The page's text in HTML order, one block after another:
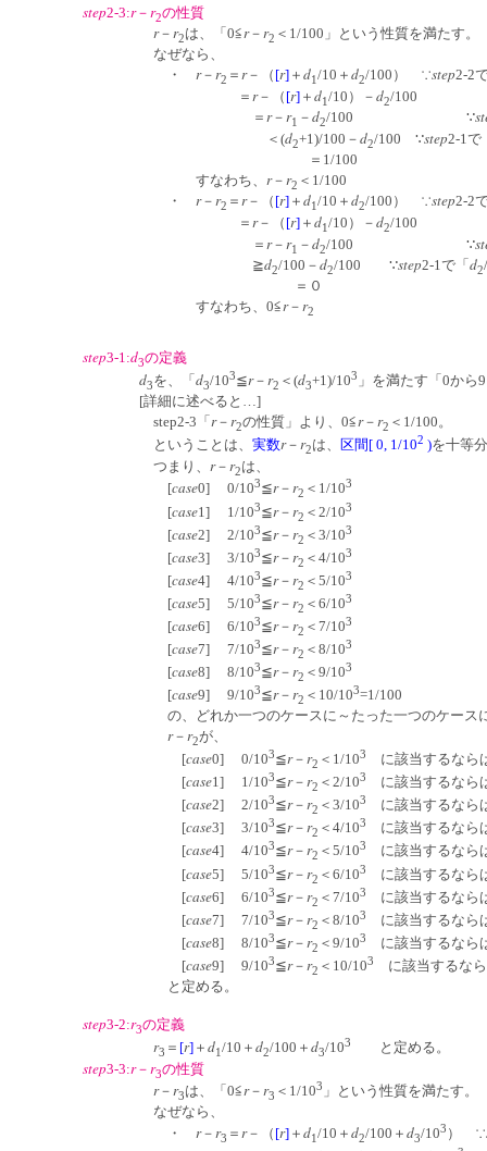
step2-3:r－ r2の性質
r－ r2は、「0≦r－ r2 ＜1/100」という性質を満たす。
なぜなら、
・ r－ r2 ＝ r－（ [r] ＋ d1/10＋ d2/100） ∵step2-2
＝ r－（ [r] ＋ d1/10）－ d2/100
＝ r－ r1 － d2/100 ∵
＜(d2+1)/100－ d2/100 ∵step2-1で
＝1/100
すなわち、 r－ r2 ＜1/100
・ r－ r2 ＝ r－（ [r] ＋ d1/10＋ d2/100） ∵step2-2
＝ r－（ [r] ＋ d1/10）－ d2/100
＝ r－ r1 － d2/100 ∵
≧d2/100－ d2/100 ∵step2-1で「 d2
＝０
すなわち、0≦r－ r2
step3-1:d3の定義
d3を、「 d3/103≦r－ r2 ＜(d3+1)/103 」を満たす「0から
[詳細に述べると…]
step2-3「 r－ r2の性質」より、0≦r－ r2 ＜1/100。
ということは、 実数r－ r2は、 区間[ 0, 1/102 )を十等
つまり、 r－ r2は、
[case0] 0/103≦r－ r2 ＜1/103
[case1] 1/103≦r－ r2 ＜2/103
[case2] 2/103≦r－ r2 ＜3/103
[case3] 3/103≦r－ r2 ＜4/103
[case4] 4/103≦r－ r2 ＜5/103
[case5] 5/103≦r－ r2 ＜6/103
[case6] 6/103≦r－ r2 ＜7/103
[case7] 7/103≦r－ r2 ＜8/103
[case8] 8/103≦r－ r2 ＜9/103
[case9] 9/103≦r－ r2 ＜10/103=1/100
の、どれか一つのケースに～たった一つのケースにだ
r－ r2が、
[case0] 0/103≦r－ r2 ＜1/103
に該当するなら
[case1] 1/103≦r－ r2 ＜2/103
に該当するなら
[case2] 2/103≦r－ r2 ＜3/103
に該当するなら
[case3] 3/103≦r－ r2 ＜4/103
に該当するなら
[case4] 4/103≦r－ r2 ＜5/103
に該当するなら
[case5] 5/103≦r－ r2 ＜6/103
に該当するなら
[case6] 6/103≦r－ r2 ＜7/103
に該当するなら
[case7] 7/103≦r－ r2 ＜8/103
に該当するなら
[case8] 8/103≦r－ r2 ＜9/103
に該当するなら
[case9] 9/103≦r－ r2 ＜10/103
に該当するな
と定める。
step3-2:r3の定義
r3 ＝ [r] ＋ d1/10＋ d2/100＋ d3/103 と定める。
step3-3:r－ r3の性質
r－ r3は、「0≦r－ r3 ＜1/103 」という性質を満たす。
なぜなら、
・ r－ r3 ＝ r－（ [r] ＋ d1/10＋ d2/100＋ d3/103 ） ∵